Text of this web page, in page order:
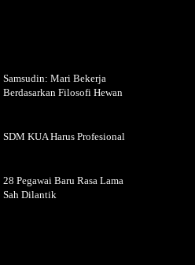
Samsudin: Mari Bekerja
Berdasarkan Filosofi Hewan
SDM KUA Harus Profesional
28 Pegawai Baru Rasa Lama
Sah Dilantik